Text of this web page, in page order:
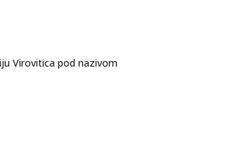
Virovitica pod nazivom